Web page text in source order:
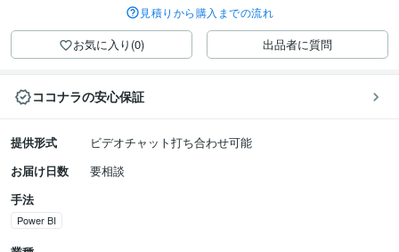
見積りから購入までの流れ
お気に入り(0) 出品者に質問
ココナラの安心保証
提供形式
ビデオチャット打ち合わせ可能
お届け日数
要相談
手法
Power BI